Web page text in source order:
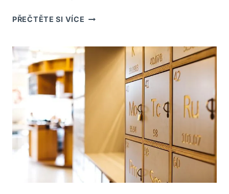
PŘEČTĚTE SI VÍCE JAK
TURECKÁ
KÁVA?
RECEPT
POSTUPY